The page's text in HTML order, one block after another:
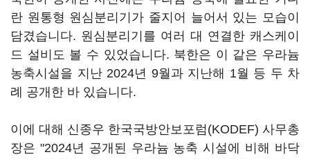
란 원통형 원심분리기가 줄지어 늘어서 있는 모습이
담겼습니다. 원심분리기를 여러 대 연결한 캐스케이
드 설비도 볼 수 있었습니다. 북한은 이 같은 우라늄
농축시설을 지난 2024년 9월과 지난해 1월 등 두 차
례 공개한 바 있습니다.
이에 대해 신종우 한국국방안보포럼(KODEF) 사무총
장은 "2024년 공개된 우라늄 농축 시설에 비해 바닥